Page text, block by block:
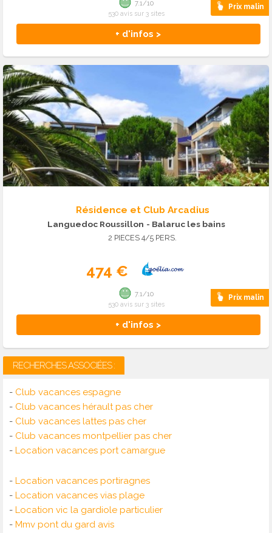
Prix malin
+ d'infos >
7.1/10
530 avis sur 3 sites
Résidence et Club Arcadius
Languedoc Roussillon - Balaruc les bains
2 PIECES 4/5 PERS.
474 €
Prix malin
+ d'infos >
7.1/10
530 avis sur 3 sites
RECHERCHES ASSOCIÉES :
- Club vacances espagne
- Club vacances hérault pas cher
- Club vacances lattes pas cher
- Club vacances montpellier pas cher
- Location vacances port camargue
- Location vacances portiragnes
- Location vacances vias plage
- Location vic la gardiole particulier
- Mmv pont du gard avis